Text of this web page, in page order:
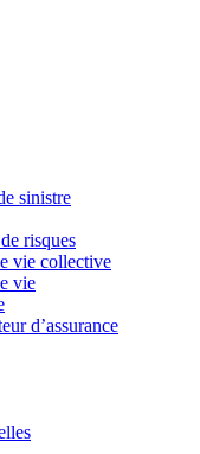
sinistre
risques
vie collective
vie
d’assurance